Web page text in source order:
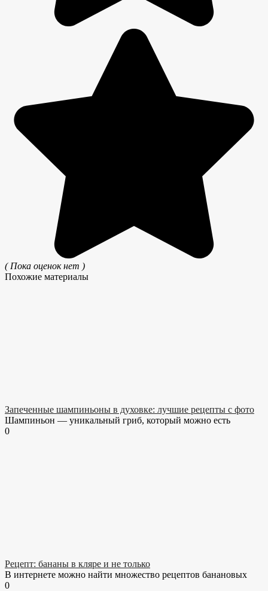
( Пока оценок нет )
Похожие материалы
Запеченные шампиньоны в духовке: лучшие рецепты с фото
Шампиньон — уникальный гриб, который можно есть
0
Рецепт: бананы в кляре и не только
В интернете можно найти множество рецептов банановых
0